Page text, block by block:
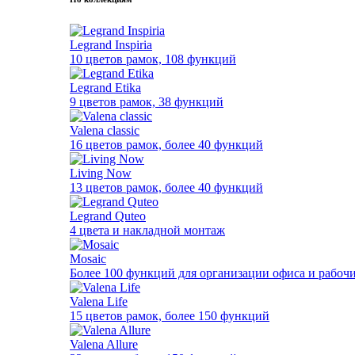
Legrand Inspiria
10 цветов рамок, 108 функций
Legrand Etika
9 цветов рамок, 38 функций
Valena classic
16 цветов рамок, более 40 функций
Living Now
13 цветов рамок, более 40 функций
Legrand Quteo
4 цвета и накладной монтаж
Mosaic
Более 100 функций для организации офиса и
Valena Life
15 цветов рамок, более 150 функций
Valena Allure